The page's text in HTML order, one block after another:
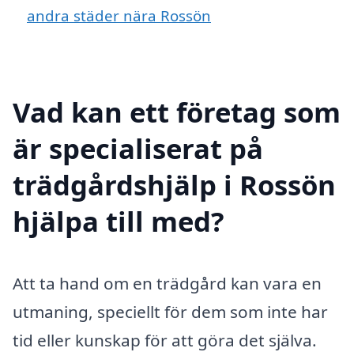
andra städer nära Rossön
Vad kan ett företag som
är specialiserat på
trädgårdshjälp i Rossön
hjälpa till med?
Att ta hand om en trädgård kan vara en
utmaning, speciellt för dem som inte har
tid eller kunskap för att göra det själva.